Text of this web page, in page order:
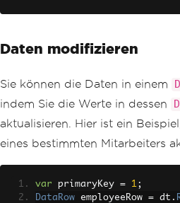
Daten modifizieren
Sie können die Daten in einem
indem Sie die Werte in dessen
aktualisieren. Hier ist ein
eines bestimmten Mitarbeiters
var primaryKey = 1;
DataRow employeeRow = dt .